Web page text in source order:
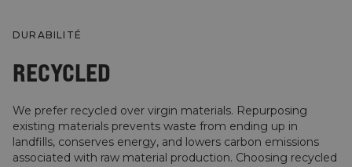
DURABILITÉ
RECYCLED
We prefer recycled over virgin materials. Repurposing
existing materials prevents waste from ending up in
landfills, conserves energy, and lowers carbon emissions
associated with raw material production. Choosing recycled